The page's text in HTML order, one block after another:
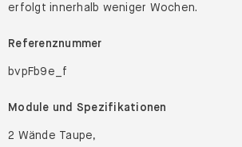
erfolgt innerhalb weniger Wochen.
Referenznummer
bvpFb9e_f
Module und Spezifikationen
2 Wände Taupe,